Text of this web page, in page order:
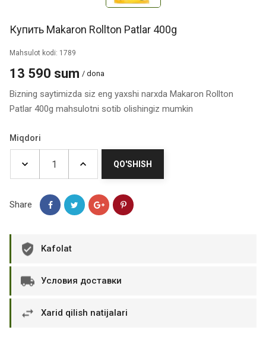
Купить Makaron Rollton Patlar 400g
Mahsulot kodi: 1789
13 590 sum / dona
Bizning saytimizda siz eng yaxshi narxda Makaron Rollton
Patlar 400g mahsulotni sotib olishingiz mumkin
Miqdori
QO'SHISH
Share
Kafolat
Условия доставки
Xarid qilish natijalari